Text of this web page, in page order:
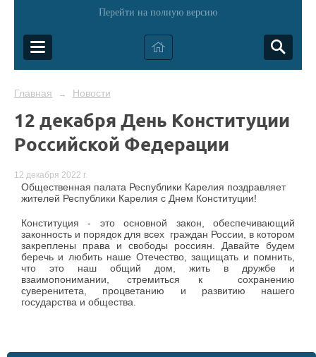
Перейти на полную версию
Главная → Новости
12 декабря День Конституции
Российской Федерации
12 декабря 2022 г.
Общественная палата Республики Карелия поздравляет
жителей Республики Карелия с Днем Конституции!
Конституция - это основной закон, обеспечивающий
законность и порядок для всех граждан России, в котором
закреплены права и свободы россиян. Давайте будем
беречь и любить наше Отечество, защищать и помнить,
что это наш общий дом, жить в дружбе и
взаимопонимании, стремиться к сохранению
суверенитета, процветанию и развитию нашего
государства и общества.